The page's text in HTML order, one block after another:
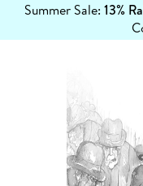
Summer Sale: 13%
erfahren